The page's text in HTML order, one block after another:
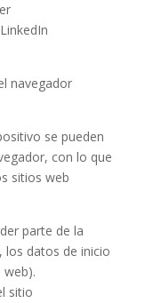
navegador
se pueden
con lo que
sitios web
parte de la
los datos de inicio
sitio